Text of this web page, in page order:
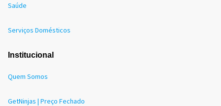
Saúde
Serviços Domésticos
Institucional
Quem Somos
GetNinjas | Preço Fechado